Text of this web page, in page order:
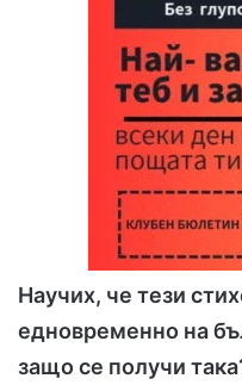
Научих, че тези
едновременно на
защо се получи